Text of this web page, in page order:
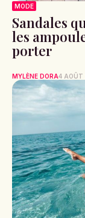
MODE
Sandales
les
porter
MYLÈNE DORA4